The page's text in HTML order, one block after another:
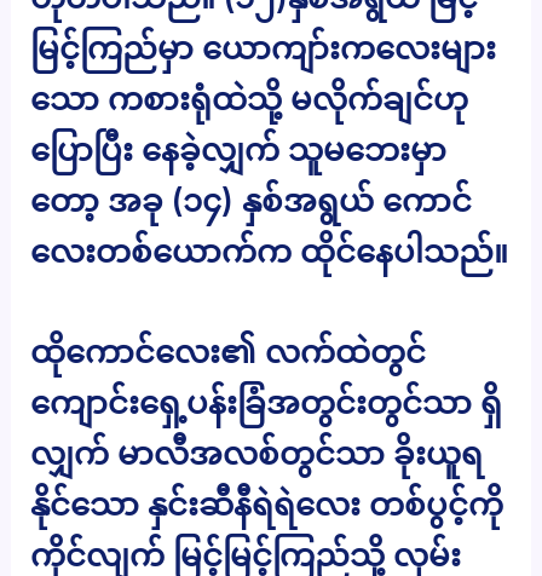
မြင့်ကြည်မှာ ယောကျာ်းကလေးများ
သော ကစားရုံထဲသို့ မလိုက်ချင်ဟု
ပြောပြီး နေခဲ့လျှက် သူမဘေးမှာ
တော့ အခု (၁၄) နှစ်အရွယ် ကောင်
လေးတစ်ယောက်က ထိုင်နေပါသည်။
ထိုကောင်လေး၏ လက်ထဲတွင်
ကျောင်းရှေ့ပန်းခြံအတွင်းတွင်သာ ရှိ
လျှက် မာလီအလစ်တွင်သာ ခိုးယူရ
နိုင်သော နှင်းဆီနီရဲရဲလေး တစ်ပွင့်ကို
ကိုင်လျက် မြင့်မြင့်ကြည်သို့ လှမ်း